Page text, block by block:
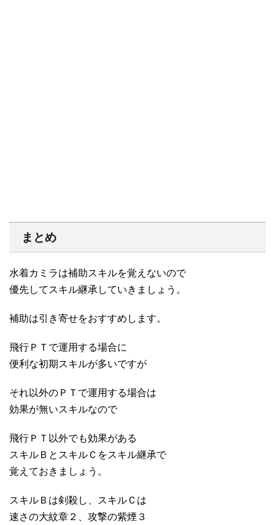
まとめ
水着カミラは補助スキルを覚えないので
優先してスキル継承していきましょう。
補助は引き寄せをおすすめします。
飛行ＰＴで運用する場合に
便利な初期スキルが多いですが
それ以外のＰＴで運用する場合は
効果が無いスキルなので
飛行ＰＴ以外でも効果がある
スキルＢとスキルＣをスキル継承で
覚えておきましょう。
スキルＢは剣殺し、スキルＣは
速さの大紋章２、攻撃の紫煙３